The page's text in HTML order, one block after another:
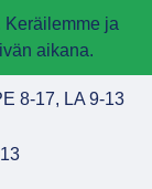
Keräilemme ja
aikana.
8-17, LA 9-13